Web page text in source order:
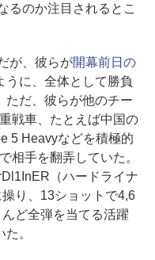
るのか注目されるとこ
が、彼らが開幕前日の
うに、全体として勝負
ただ、彼らが他のチー
戦車、たとえば中国の
5 Heavyなどを積極的
相手を翻弄していた。
（ハードライナ
り、13ショットで4,6
ど全弾を当てる活躍
。